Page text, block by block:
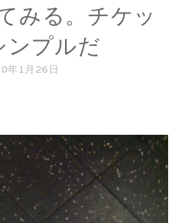
みる。チケッ
ンプルだ
年1月26日